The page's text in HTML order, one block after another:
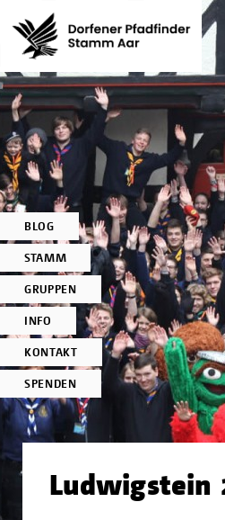
BLOG
STAMM
GRUPPEN
INFO
KONTAKT
SPENDEN
Ludwigstein